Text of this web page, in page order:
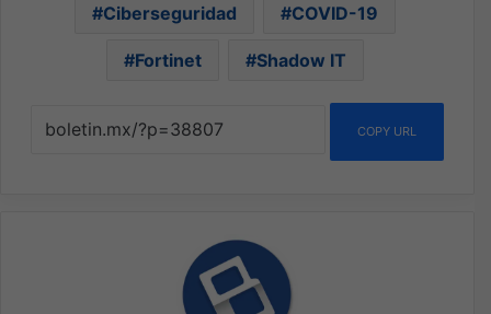
Ciberseguridad COVID-19
Fortinet Shadow IT
COPY URL